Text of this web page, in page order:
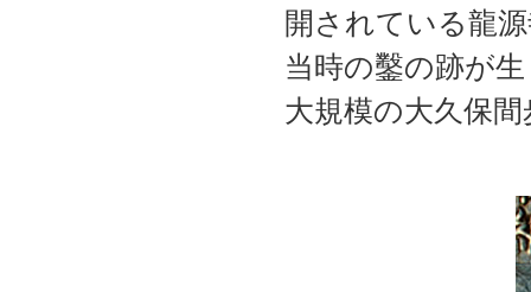
開されている龍
当時の鑿の跡が
大規模の大久保